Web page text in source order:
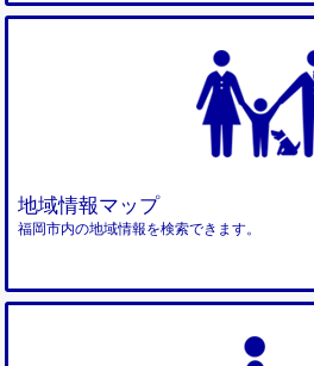
地域情報マップ
福岡市内の地域情報を検索できます。